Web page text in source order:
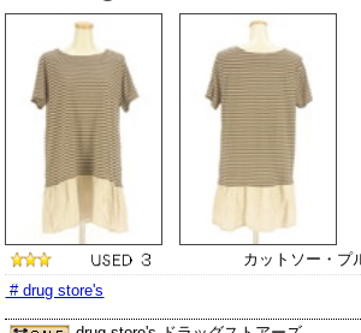
カットソー・プ
# drug store's